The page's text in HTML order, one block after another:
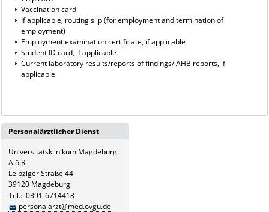
Vaccination card
If applicable, routing slip (for employment and termination of
employment)
Employment examination certificate, if applicable
Student ID card, if applicable
Current laboratory results/reports of findings/ AHB reports, if
applicable
Personalärztlicher Dienst
Universitätsklinikum Magdeburg
A.ö.R.
Leipziger Straße 44
39120 Magdeburg
Tel.: 0391-6714418
personalarzt@med.ovgu.de